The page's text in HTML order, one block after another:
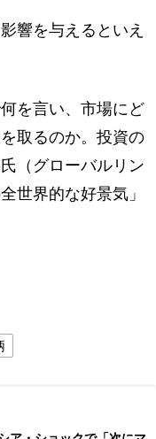
響を与えるといえ
を言い、市場にど
取るのか。投資の
（グローバルリン
世界的な好景気」